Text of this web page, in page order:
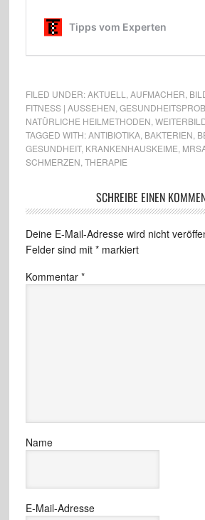
FILED UNDER:AKTUELL AUFMACHER
FITNESS | AUSSEHEN
NATÜRLICHE HEILMETHODEN
TAGGED WITH:ANTIBIOTIKA, BAKTERIEN
GESUNDHEIT, KRANKENHAUSKEIME
SCHMERZEN THERAPIE
SCHREIBE EINEN
Deine E-Mail-Adresse wird nicht
Felder sind mit *markiert
Kommentar *
Name
E-Mail-Adresse